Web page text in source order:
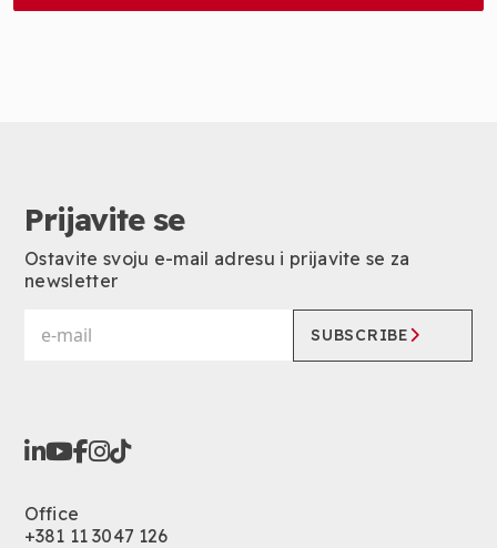
Prijavite se
Ostavite svoju e-mail adresu i prijavite se za
newsletter
SUBSCRIBE
Office
+381 11 3047 126